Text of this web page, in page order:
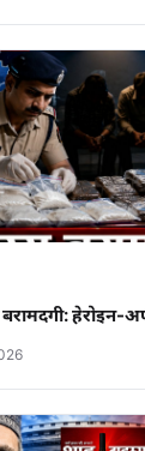
बरामदगी: हेरोइन-